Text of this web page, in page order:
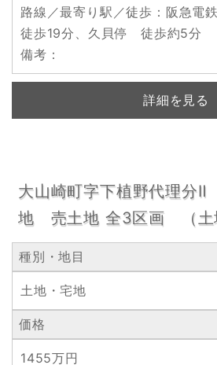
路線／最寄り駅／徒歩 ：阪急電
徒歩19分、久貝停 徒歩約5分
備考 ：
詳細を見る
大山崎町字下植野代理分
地 売土地 全3区画 （土
種別・地目
土地・宅地
価格
1455万円